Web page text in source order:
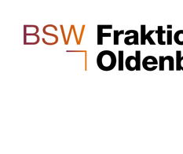
Inhalt